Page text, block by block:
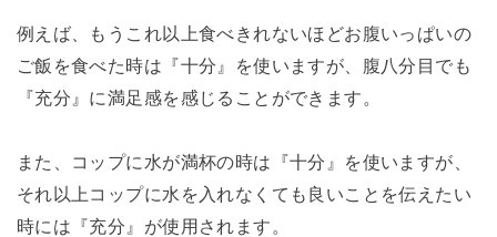
例えば、もうこれ以上食べきれないほどお腹いっぱいの
ご飯を食べた時は『十分』を使いますが、腹八分目でも
『充分』に満足感を感じることができます。
また、コップに水が満杯の時は『十分』を使いますが、
それ以上コップに水を入れなくても良いことを伝えたい
時には『充分』が使用されます。